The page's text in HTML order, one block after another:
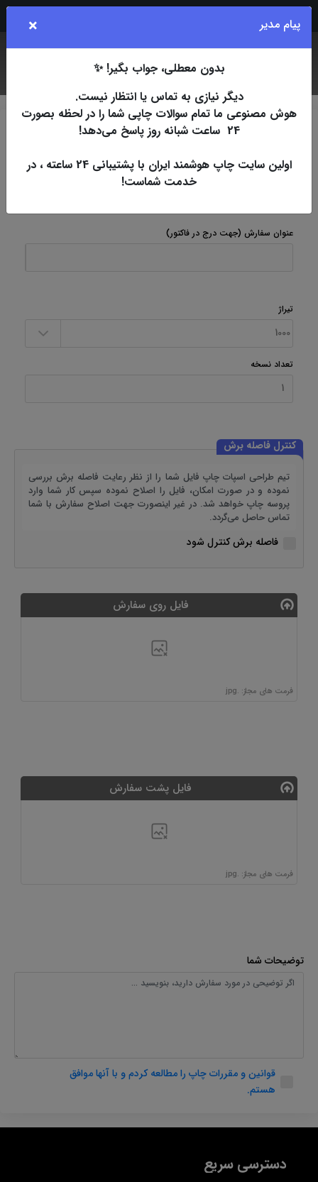
جستجو
افست کارت ویزیت ویزیت‌های فانتزی
کارتی دورگرد (15روزکاری)
عنوان سفارش (جهت درج در فاکتور)
تیراژ
تعداد نسخه
کنترل فاصله برش
تیم طراحی اسپات چاپ فایل شما را از نظر رعایت فاصله برش بررسی
نموده و در صورت امکان، فایل را اصلاح نموده سپس کار شما وارد
پروسه چاپ خواهد شد. در غیر اینصورت جهت اصلاح سفارش با شما
تماس حاصل می‌گردد.
فاصله برش کنترل شود
فایل روی سفارش
فرمت های مجاز: .jpg
فایل پشت سفارش
فرمت های مجاز: .jpg
توضیحات شما
قوانین و مقررات چاپ را مطالعه کردم و با آنها موافق
هستم.
دسترسی سریع
پیام مدیر ×
بدون معطلی، جواب بگیر! ✨
دیگر نیازی به تماس یا انتظار نیست.
هوش مصنوعی ما تمام سوالات چاپی شما را در لحظه بصورت
24 ساعت شبانه روز پاسخ می‌دهد!
اولین سایت چاپ هوشمند ایران با پشتیبانی 24 ساعته ، در
خدمت شماست!